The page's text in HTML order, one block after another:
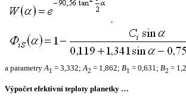
,
a parametryA1 = 3,332;A2 = 1,862; B1 = 0,631; B2 =
Výpočet efektivní teploty planetky …